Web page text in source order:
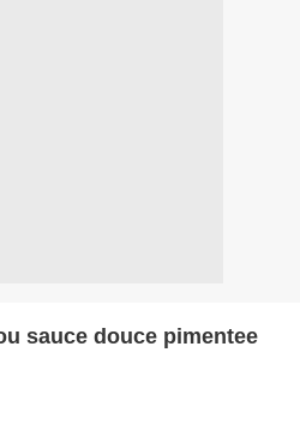
sauce douce pimentee